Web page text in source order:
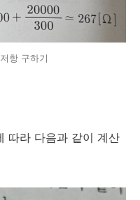
항 구하기
따라 다음과 같이 계산